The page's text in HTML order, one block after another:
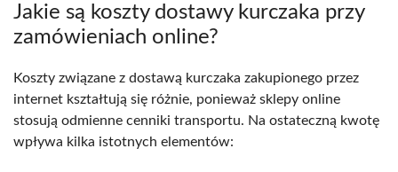
Jakie są koszty dostawy kurczaka przy
zamówieniach online?
Koszty związane z dostawą kurczaka zakupionego przez
internet kształtują się różnie, ponieważ sklepy online
stosują odmienne cenniki transportu. Na ostateczną kwotę
wpływa kilka istotnych elementów: